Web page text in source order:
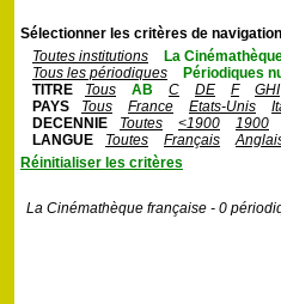
Sélectionner les critères de
Toutes institutions
La
Tous les périodiques
Périodiques
TITRE
Tous AB C DE F
GHI
PAYS
Tous France Etats-Unis
DECENNIE
Toutes <1900
1900
LANGUE
Toutes Français
Réinitialiser les critères
La Cinémathèque française - 0